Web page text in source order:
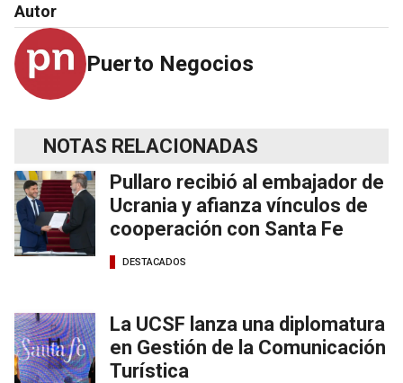
Autor
Puerto Negocios
NOTAS RELACIONADAS
Pullaro recibió al embajador de
Ucrania y afianza vínculos de
cooperación con Santa Fe
DESTACADOS
La UCSF lanza una diplomatura
en Gestión de la Comunicación
Turística